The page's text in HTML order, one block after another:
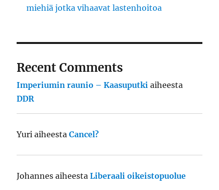
miehiä jotka vihaavat lastenhoitoa
Recent Comments
Imperiumin raunio – Kaasuputki aiheesta
DDR
Yuri aiheestaCancel?
Johannes aiheestaLiberaali oikeistopuolue